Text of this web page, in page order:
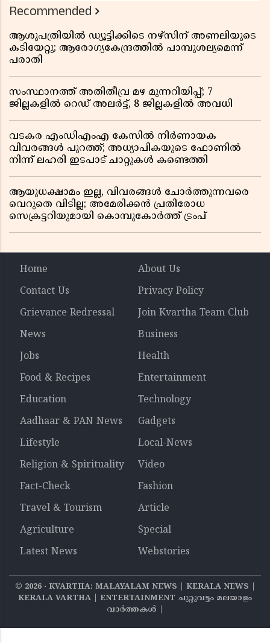
Recommended
ആശുപത്രിയിൽ ഡ്യൂട്ടിക്കിടെ നഴ്സിന് അണലിയുടെ
കടിയേറ്റു; ആരോഗ്യകേന്ദ്രത്തിൽ പാമ്പുശല്യമെന്ന്
പരാതി
സംസ്ഥാനത്ത് അതിതീവ്ര മഴ മുന്നറിയിപ്പ്; 7
ജില്ലകളിൽ റെഡ് അലർട്ട്, 8 ജില്ലകളിൽ അവധി
വടകര എംഡിഎംഎ കേസിൽ നിർണായക
വിവരങ്ങൾ പുറത്ത്; അധ്യാപികയുടെ ഫോണിൽ
നിന്ന് ലഹരി ഇടപാട് ചാറ്റുകൾ കണ്ടെത്തി
ആയുധക്ഷാമം ഇല്ല, വിവരങ്ങൾ ചോർത്തുന്നവരെ
വെറുതെ വിടില്ല; അമേരിക്കൻ പ്രതിരോധ
സെക്രട്ടറിയുമായി കൊമ്പുകോർത്ത് ട്രംപ്
Home
About Us
Contact Us
Privacy Policy
Grievance Redressal
Join Kvartha Team Club
News
Business
Jobs
Health
Food & Recipes
Entertainment
Education
Technology
Aadhaar & PAN News
Gadgets
Lifestyle
Local-News
Religion & Spirituality
Video
Fact-Check
Fashion
Travel & Tourism
Article
Agriculture
Special
Latest News
Webstories
© 2026‧ KVARTHA: MALAYALAM NEWS | KERALA NEWS |
KERALA VARTHA | ENTERTAINMENT ചുറ്റുവട്ടം മലയാളം
വാര്‍ത്തകൾ |